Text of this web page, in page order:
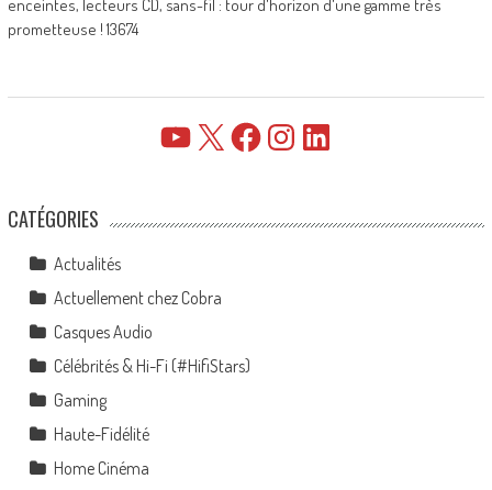
enceintes, lecteurs CD, sans-fil : tour d'horizon d'une gamme très
prometteuse ! 13674
YouTube FacebookInstagramLinkedIn
CATÉGORIES
Actualités
Actuellement chez Cobra
Casques Audio
Célébrités & Hi-Fi (#HifiStars)
Gaming
Haute-Fidélité
Home Cinéma